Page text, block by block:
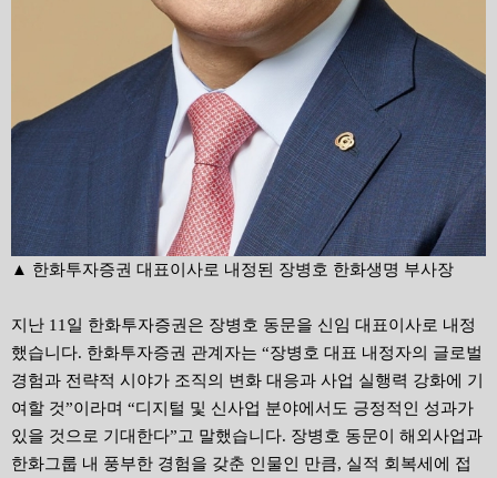
▲ 한화투자증권 대표이사로 내정된 장병호 한화생명 부사장
지난 11일 한화투자증권은 장병호 동문을 신임 대표이사로 내정
했습니다. 한화투자증권 관계자는 “장병호 대표 내정자의 글로벌
경험과 전략적 시야가 조직의 변화 대응과 사업 실행력 강화에 기
여할 것”이라며 “디지털 및 신사업 분야에서도 긍정적인 성과가
있을 것으로 기대한다”고 말했습니다. 장병호 동문이 해외사업과
한화그룹 내 풍부한 경험을 갖춘 인물인 만큼, 실적 회복세에 접